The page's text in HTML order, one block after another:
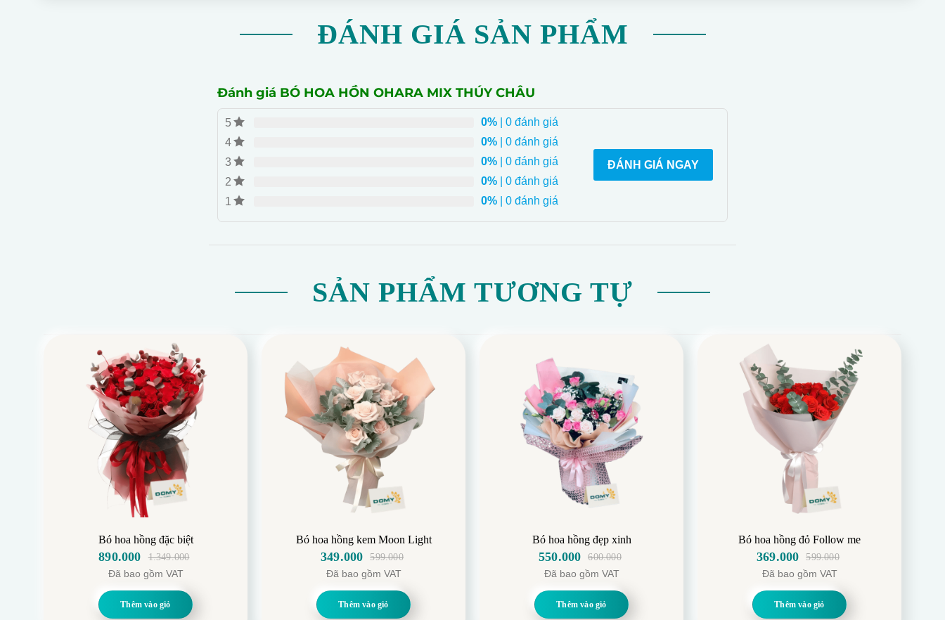
ĐÁNH GIÁ SẢN PHẨM
Đánh giá BÓ HOA HỒN OHARA MIX THÚY CHÂU
5 0%| 0 đánh giá
4
0%| 0 đánh giá
3
0%| 0 đánh giá
2
0%| 0 đánh giá
1
0%| 0 đánh giá
ĐÁNH GIÁ NGAY
SẢN PHẨM TƯƠNG TỰ
Bó hoa hồng đặc biệt
1.349.000
là:
1.349.000.
890.000
tại
là:
Đã bao gồm VAT
Thêm vào giỏ
Bó hoa hồng kem Moon Light
599.000
là:
599.000.
349.000
tại
là:
Đã bao gồm VAT
Thêm vào giỏ
Bó hoa hồng đẹp xinh
600.000
là:
600.000.
550.000
tại
là:
Đã bao gồm VAT
Thêm vào giỏ
Bó hoa hồng đỏ Follow me
599.000
là:
599.000.
369.000
tại
là:
Đã bao gồm VAT
Thêm vào giỏ